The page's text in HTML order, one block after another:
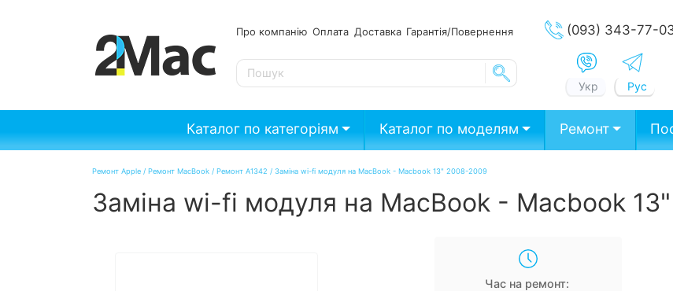
Про компанію Оплата Доставка Гарантія/Повернення
SE
(093) 343-77-
Укр Рус
Каталог по категоріям Каталог по моделям Ремонт
Ремонт Apple / Ремонт MacBook / Ремонт A1342 / Заміна wi-fi модуля на MacBook - Macbook 13" 2008-2009
Заміна wi-fi модуля на MacBook - Macbook
Час на ремонт: